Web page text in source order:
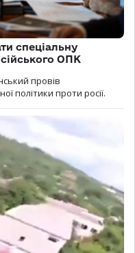
спеціальну
ОПК
провів
політики проти росії.